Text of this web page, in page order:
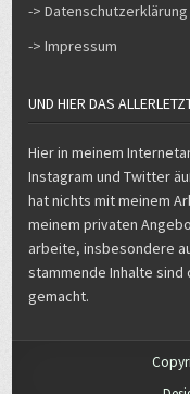
-> Datenschutzerklärung
-> Impressum
UND HIER DAS
Hier in meinem
Instagram und Twitter
hat nichts mit meinem
meinem privaten
arbeite, insbesondere
stammende Inhalte sind
gemacht.